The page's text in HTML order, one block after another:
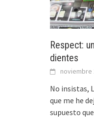
Respect:
dientes
noviembre
No insistas,
que me he
supuesto